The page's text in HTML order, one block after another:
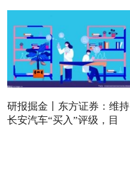
研报掘金丨东方证券：维持
长安汽车“买入”评级，目